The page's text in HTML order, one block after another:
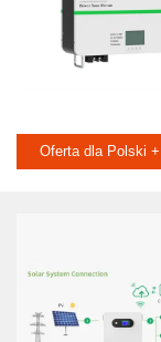
Oferta dla Polski +